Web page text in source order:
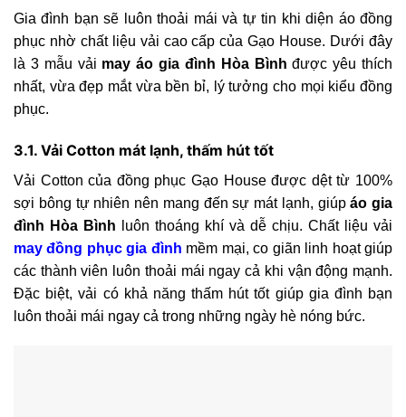
Gia đình bạn sẽ luôn thoải mái và tự tin khi diện áo đồng
phục nhờ chất liệu vải cao cấp của Gạo House. Dưới đây
là 3 mẫu vải may áo gia đình Hòa Bình được yêu thích
nhất, vừa đẹp mắt vừa bền bỉ, lý tưởng cho mọi kiểu đồng
phục.
3.1. Vải Cotton mát lạnh, thấm hút tốt
Vải Cotton của đồng phục Gạo House được dệt từ 100%
sợi bông tự nhiên nên mang đến sự mát lạnh, giúpáo gia
đình Hòa Bình luôn thoáng khí và dễ chịu. Chất liệu vải
may đồng phục gia đình mềm mại, co giãn linh hoạt giúp
các thành viên luôn thoải mái ngay cả khi vận động mạnh.
Đặc biệt, vải có khả năng thấm hút tốt giúp gia đình bạn
luôn thoải mái ngay cả trong những ngày hè nóng bức.